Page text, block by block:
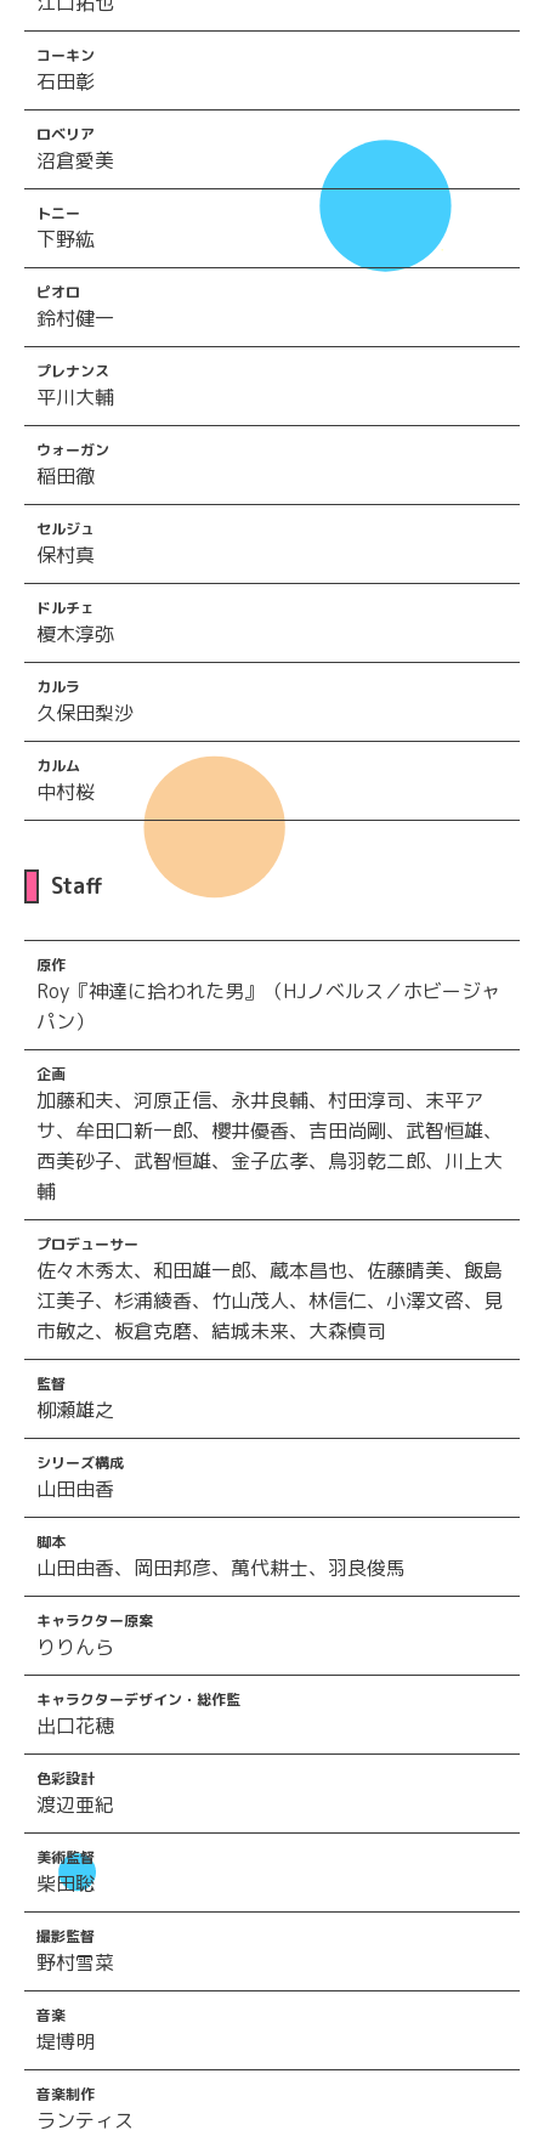
コーキン
石田彰
ロベリア
沼倉愛美
トニー
下野紘
ピオロ
鈴村健一
プレナンス
平川大輔
ウォーガン
稲田徹
セルジュ
保村真
ドルチェ
榎木淳弥
カルラ
久保田梨沙
カルム
中村桜
Staff
原作
Roy『神達に拾われた男』（HJノベルス／ホビージャ
パン）
企画
加藤和夫、河原正信、永井良輔、村田淳司、末平ア
サ、牟田口新一郎、櫻井優香、吉田尚剛、武智恒雄、
西美砂子、武智恒雄、金子広孝、鳥羽乾二郎、川上大
輔
プロデューサー
佐々木秀太、和田雄一郎、蔵本昌也、佐藤晴美、飯島
江美子、杉浦綾香、竹山茂人、林信仁、小澤文啓、見
市敏之、板倉克磨、結城未来、大森慎司
監督
柳瀬雄之
シリーズ構成
山田由香
脚本
山田由香、岡田邦彦、萬代耕士、羽良俊馬
キャラクター原案
りりんら
キャラクターデザイン・総作監
出口花穂
色彩設計
渡辺亜紀
美術監督
柴田聡
撮影監督
野村雪菜
音楽
堤博明
音楽制作
ランティス